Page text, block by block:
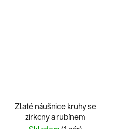
Zlaté náušnice kruhy se
zirkony a rubínem